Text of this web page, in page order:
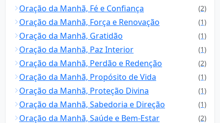
Oração da Manhã, Fé e Confiança (2)
Oração da Manhã, Força e Renovação (1)
Oração da Manhã, Gratidão (1)
Oração da Manhã, Paz Interior (1)
Oração da Manhã, Perdão e Redenção (2)
Oração da Manhã, Propósito de Vida (1)
Oração da Manhã, Proteção Divina (1)
Oração da Manhã, Sabedoria e Direção (1)
Oração da Manhã, Saúde e Bem-Estar (2)